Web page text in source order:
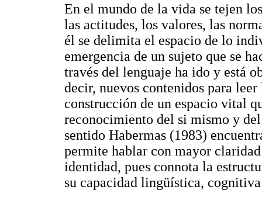
En el mundo de la vida se tejen
las actitudes, los valores, las
él se delimita el espacio de lo
emergencia de un sujeto que se
través del lenguaje ha ido y está
decir, nuevos contenidos para
construcción de un espacio vital
reconocimiento del si mismo y
sentido Habermas (1983)
permite hablar con mayor
identidad, pues connota la
su capacidad lingüística,